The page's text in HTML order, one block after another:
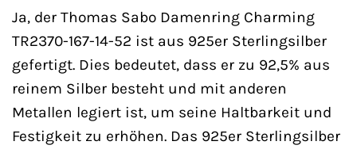
Ja, der Thomas Sabo Damenring Charming
TR2370-167-14-52 ist aus 925er Sterlingsilber
gefertigt. Dies bedeutet, dass er zu 92,5% aus
reinem Silber besteht und mit anderen
Metallen legiert ist, um seine Haltbarkeit und
Festigkeit zu erhöhen. Das 925er Sterlingsilber